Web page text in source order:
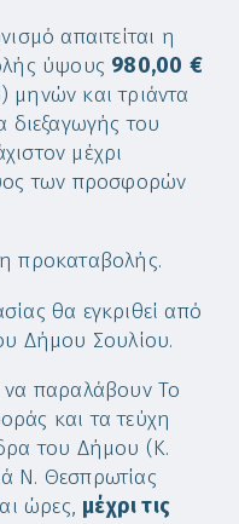
απαιτείται η
ύψους 980,00 €
μηνών και τριάντα
του
μέχρι
των προσφορών
προκαταβολής.
θα εγκριθεί από
Δήμου Σουλίου.
να παραλάβουν Το
και τα τεύχη
του Δήμου (Κ.
Ν. Θεσπρωτίας
ώρες, μέχρι τις